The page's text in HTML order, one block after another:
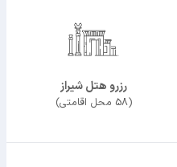
رزرو هتل شیراز
(58 محل اقامتی)